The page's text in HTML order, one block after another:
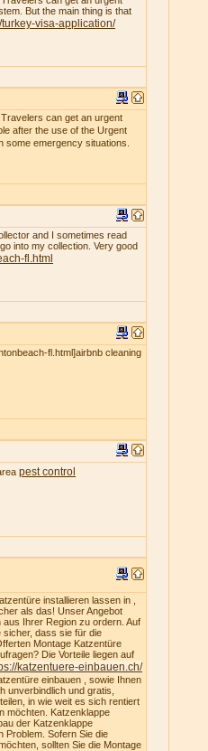
But the main thing is that
turkey-visa-application/
can get an urgent
after the use of the Urgent
emergency situations.
and I sometimes read
into my collection. Very good
fl.html
fl.html]airbnb cleaning
pest control
installieren lassen in ,
als das! Unser Angebot
Ihrer Region zu ordern. Auf
sicher, dass sie für die
Montage Katzentüre
Die Vorteile liegen auf
katzentuere-einbauen.ch/
einbauen , sowie Ihnen
unverbindlich und gratis,
in wie weit es sich rentiert
möchten. Katzenklappe
der Katzenklappe
Problem. Sofern Sie die
sollten Sie die Montage